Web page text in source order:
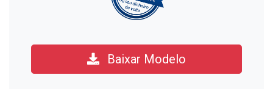
Baixar Modelo